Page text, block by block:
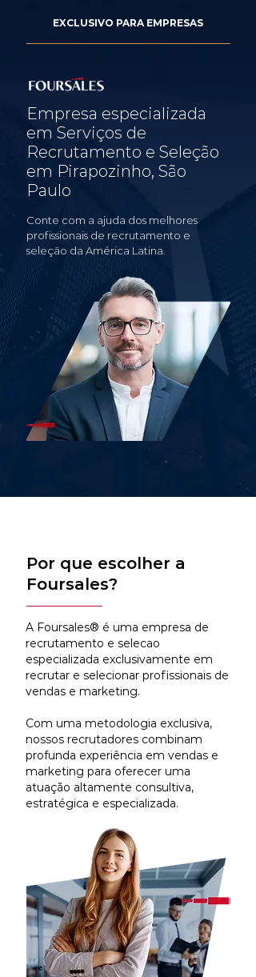
EXCLUSIVO PARA EMPRESAS
Empresa especializada
em Serviços de
Recrutamento e Seleção
em Pirapozinho, São
Paulo
Conte com a ajuda dos melhores
profissionais de recrutamento e
seleção da América Latina.
Por que escolher a
Foursales?
A Foursales® é uma empresa de
recrutamento e selecao
especializada exclusivamente em
recrutar e selecionar profissionais de
vendas e marketing.
Com uma metodologia exclusiva,
nossos recrutadores combinam
profunda experiência em vendas e
marketing para oferecer uma
atuação altamente consultiva,
estratégica e especializada.